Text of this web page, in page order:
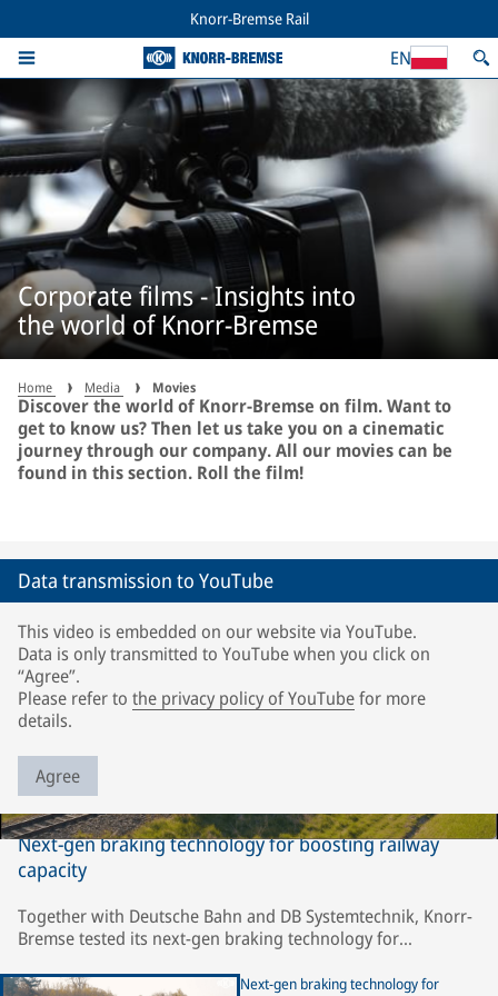
Knorr-Bremse Rail
EN
Corporate films - Insights into
the world of Knorr-Bremse
Home Media Movies
Discover the world of Knorr-Bremse on film. Want to
get to know us? Then let us take you on a cinematic
journey through our company. All our movies can be
found in this section. Roll the film!
Data transmission to YouTube
This video is embedded on our website via YouTube.
Data is only transmitted to YouTube when you click on
“Agree”.
Please refer to the privacy policy of YouTubefor more
details.
Agree
Next-gen braking technology for boosting railway
capacity
Together with Deutsche Bahn and DB Systemtechnik, Knorr-
Bremse tested its next-gen braking technology for
demanding wheel/rail adhesion conditions. Within the
Next-gen braking technology for